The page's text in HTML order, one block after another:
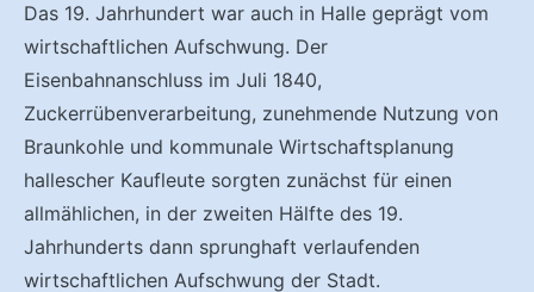
Das 19. Jahrhundert war auch in Halle geprägt vom
wirtschaftlichen Aufschwung. Der
Eisenbahnanschluss im Juli 1840,
Zuckerrübenverarbeitung, zunehmende Nutzung von
Braunkohle und kommunale Wirtschaftsplanung
hallescher Kaufleute sorgten zunächst für einen
allmählichen, in der zweiten Hälfte des 19.
Jahrhunderts dann sprunghaft verlaufenden
wirtschaftlichen Aufschwung der Stadt.